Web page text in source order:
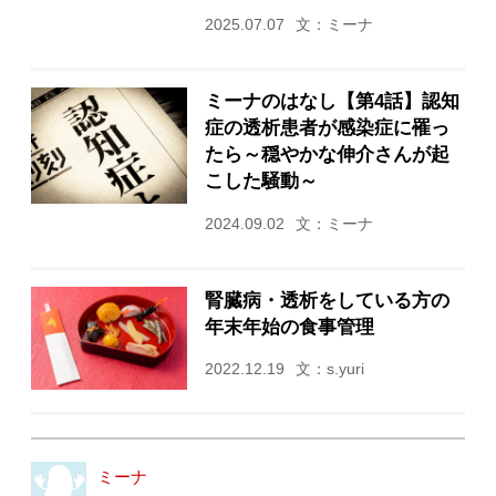
2025.07.07 文：ミーナ
ミーナのはなし【第4話】認知
症の透析患者が感染症に罹っ
たら～穏やかな伸介さんが起
こした騒動～
2024.09.02 文：ミーナ
腎臓病・透析をしている方の
年末年始の食事管理
2022.12.19 文：s.yuri
ミーナ